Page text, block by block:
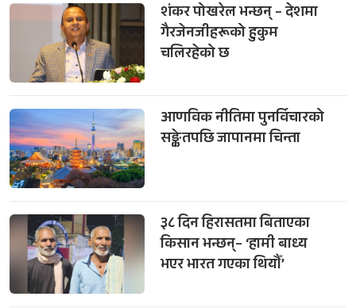
शंकर पोखरेल भन्छन् – देशमा
गैरजेनजीहरूको हुकुम
चलिरहेको छ
आणविक नीतिमा पुनर्विचारको
सङ्केतपछि जापानमा चिन्ता
३८ दिन हिरासतमा बिताएका
किसान भन्छन्– ‘हामी बाध्य
भएर भारत गएका थियौँ’